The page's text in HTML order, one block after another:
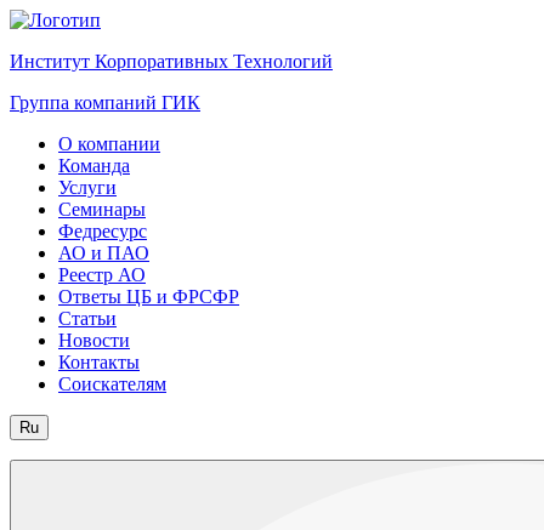
Институт Корпоративных Технологий
Группа компаний ГИК
О компании
Команда
Услуги
Семинары
Федресурс
АО и ПАО
Реестр АО
Ответы ЦБ и ФРСФР
Статьи
Новости
Контакты
Соискателям
Ru